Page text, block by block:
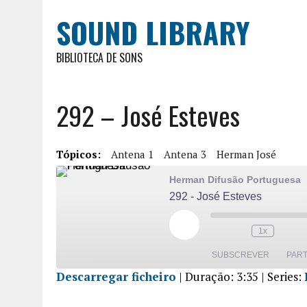
SOUND LIBRARY
BIBLIOTECA DE SONS
292 – José Esteves
Tópicos: Antena 1 Antena 3 Herman José
Herman Difusão Portuguesa
292 - José Esteves
1x
SUBSCREVER
Descarregar ficheiro | Duração: 3:35 | Series: